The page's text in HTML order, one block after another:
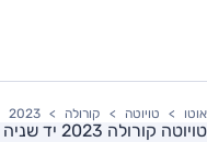
אוטו טויוטה קורולה 2023
טויוטה קורולה 2023 יד שניה